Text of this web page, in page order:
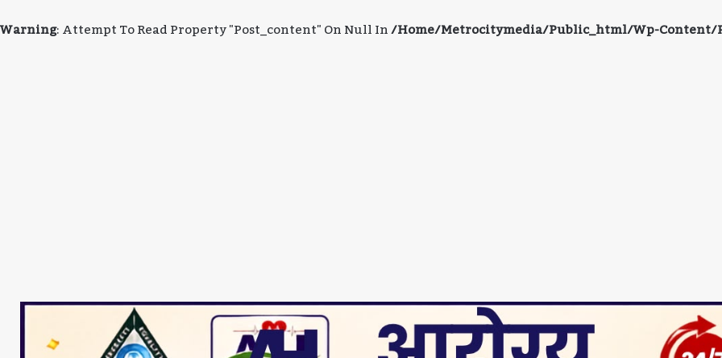
Warning: Attempt To Read Property "post_content" On Null In/home/metrocitymedia/public_html/wp-Content/